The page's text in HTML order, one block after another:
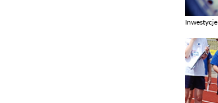
Inwestycje